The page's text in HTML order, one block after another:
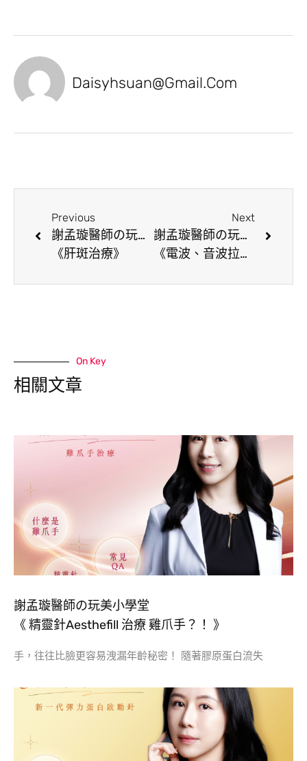
Daisyhsuan@gmail.com
Previous
謝孟璇醫師の玩美小學堂
《肝斑治療》
Next
謝孟璇醫師の玩美小學堂
《電波、音波拉提會痛到需要舒眠麻醉嗎？》
On Key
相關文章
謝孟璇醫師の玩美小學堂
《 精靈針Aesthefill 治療 雞爪手？！ 》
手，往往比臉更容易洩漏年齡秘密！ 隨著膠原蛋白流失